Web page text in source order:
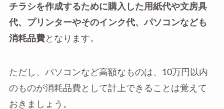
チラシを作成するために購入した用紙代や文房具
代、プリンターやそのインク代、パソコンなども
消耗品費となります。
ただし、パソコンなど高額なものは、10万円以内
のものが消耗品費として計上できることは覚えて
おきましょう。